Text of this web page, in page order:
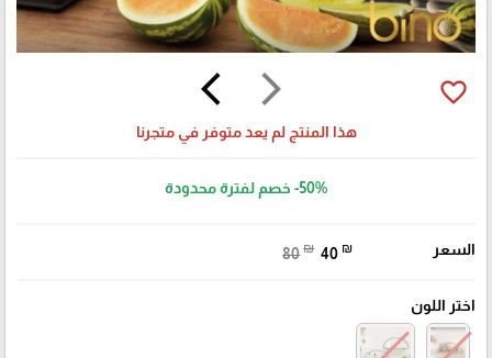
arrow_forward_ios
arrow_back_ios favorite_border
هذا المنتج لم يعد متوفر في متجرنا
-50% خصم لفترة محدودة
السعر 80 ₪ 40 ₪
اختر اللون